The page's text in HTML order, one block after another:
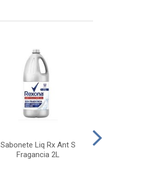
Sabonete Liq Rx Ant S
Fragancia 2L